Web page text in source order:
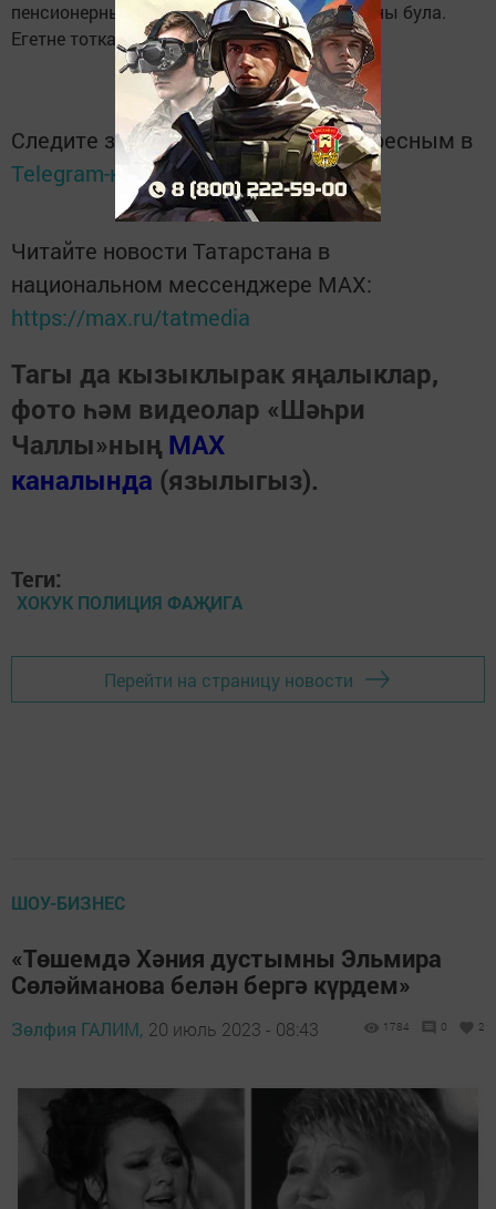
пенсионерның 1300 см акчасы һәм телефоны була.
Егетне тоткарлап, кабат сак астына алалар.
Следите за самым важным и интересным в
Telegram-канале Татмедиа
Читайте новости Татарстана в
национальном мессенджере MАХ:
https://max.ru/tatmedia
Тагы да кызыклырак яңалыклар,
фото һәм видеолар «Шәһри
Чаллы»ның MAX
каналында (язылыгыз).
Теги:
ХОКУК ПОЛИЦИЯ ФАҖИГА
Перейти на страницу новости
ШОУ-БИЗНЕС
«Төшемдә Хәния дустымны Эльмира
Сөләйманова белән бергә күрдем»
Зөлфия ГАЛИМ, 20 июль 2023 - 08:43 1784 0 2